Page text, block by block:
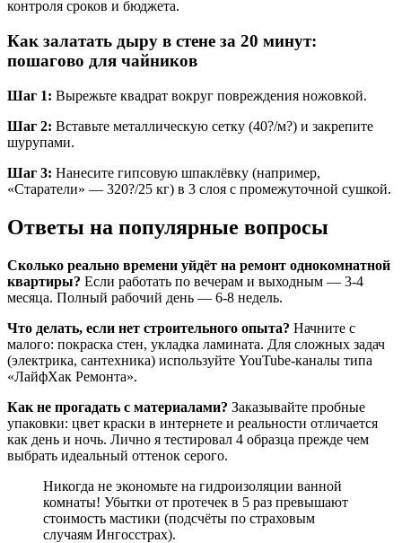
контроля сроков и бюджета.
Как залатать дыру в стене за 20 минут:
пошагово для чайников
Шаг 1: Вырежьте квадрат вокруг повреждения ножовкой.
Шаг 2: Вставьте металлическую сетку (40?/м?) и закрепите
шурупами.
Шаг 3: Нанесите гипсовую шпаклёвку (например,
«Старатели» — 320?/25 кг) в 3 слоя с промежуточной сушкой.
Ответы на популярные вопросы
Сколько реально времени уйдёт на ремонт однокомнатной
квартиры? Если работать по вечерам и выходным — 3-4
месяца. Полный рабочий день — 6-8 недель.
Что делать, если нет строительного опыта? Начните с
малого: покраска стен, укладка ламината. Для сложных задач
(электрика, сантехника) используйте YouTube-каналы типа
«ЛайфХак Ремонта».
Как не прогадать с материалами? Заказывайте пробные
упаковки: цвет краски в интернете и реальности отличается
как день и ночь. Лично я тестировал 4 образца прежде чем
выбрать идеальный оттенок серого.
Никогда не экономьте на гидроизоляции ванной
комнаты! Убытки от протечек в 5 раз превышают
стоимость мастики (подсчёты по страховым
случаям Ингосстрах).